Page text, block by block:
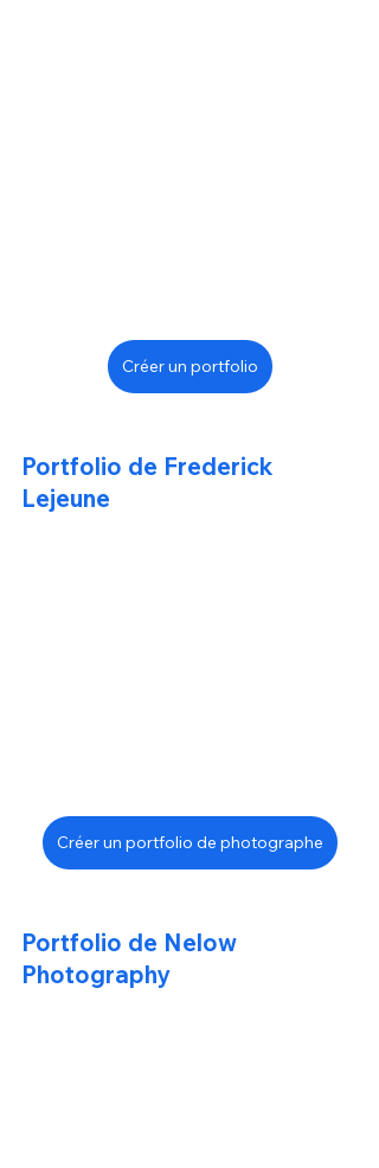
Créer un portfolio
Portfolio de Frederick
Lejeune
Créer un portfolio de photographe
Portfolio de Nelow
Photography